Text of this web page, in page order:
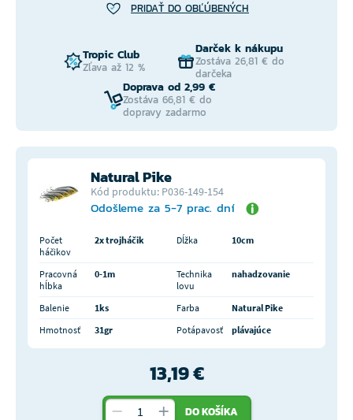
PRIDAŤ DO OBĽÚBENÝCH
Tropic Club
Zľava až 12 %
Darček k nákupu
Zostáva 26,81 € do
darčeka
Doprava od 2,99 €
Zostáva 66,81 € do
dopravy zadarmo
Natural Pike
Kód produktu: P036-149-154
Odošleme za 5-7 prac. dní
Počet
háčikov
2x trojháčik Dĺžka 10cm
Pracovná
hĺbka
0-1m
Technika
lovu
nahadzovanie
Balenie 1ks Farba
Natural Pike
Hmotnosť
31gr Potápavosť plávajúce
13,19 €
DO KOŠÍKA